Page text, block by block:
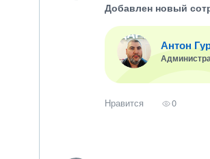
Добавлен новый
Антон
Нравится 0